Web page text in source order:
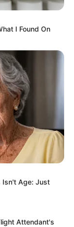
colar na
I Found On
Isn't Age: Just
Attendant's